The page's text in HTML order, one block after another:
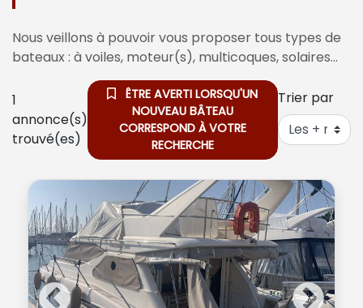
Nous veillons à pouvoir vous proposer tous types de
bateaux : à voiles, moteur(s), multicoques, solaires…
1
annonce(s)
trouvé(es)
ÊTRE AVERTI LORSQU'UN
NOUVEAU BÂTEAU
CORRESPOND À VOTRE
RECHERCHE
Trier par